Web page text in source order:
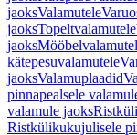
jaoksValamutele
jaoksTopeltvalamutele
jaoks
kätepesuvalamutele
jaoksValamuplaadid
pinnapealsele
valamule jaoks
Ristkülikukujulisele